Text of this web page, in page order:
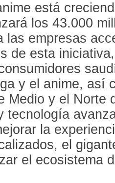
está
los 43.000
las empresas
de esta
y el anime, así
Medio y el Norte
tecnología
la
el
el ecosistema